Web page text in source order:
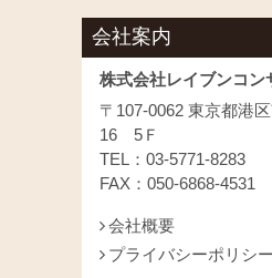
会社案内
株式会社レイブンコン
〒107-0062 東京都港
16 5Ｆ
TEL：03-5771-8283
FAX：050-6868-4531
会社概要
プライバシーポリシー